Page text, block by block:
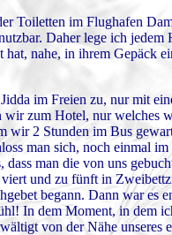
Toiletten im Flughafen
Daher lege ich jedem
nahe, in ihrem Gepäck
im Freien zu, nur mit
zum Hotel, nur welches
wir 2 Stunden im Bus
man sich, noch einmal
man die von uns
und zu fünft in
begann. Dann war es
In dem Moment, in dem
von der Nähe unseres